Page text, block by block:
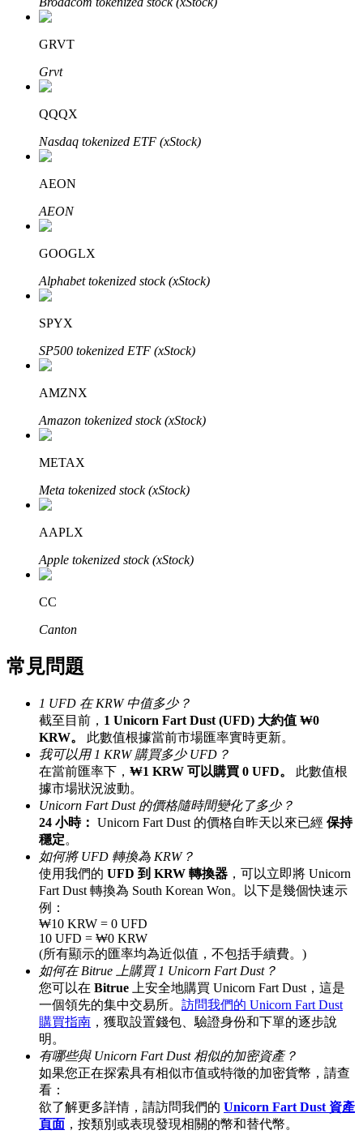
定投理财
享受活期理財及長期收益
學習理財
Bitrue渠道合伙人
最高達65%佣金！
邀请好友
邀請朋友獲得現金獎勵
充值CASHCAT & 赢取
GRVT
Grvt
QQQX
Nasdaq tokenized ETF (xStock)
AEON
AEON
GOOGLX
Alphabet tokenized stock (xStock)
SPYX
SP500 tokenized ETF (xStock)
AMZNX
Amazon tokenized stock (xStock)
METAX
Meta tokenized stock (xStock)
AAPLX
Apple tokenized stock (xStock)
CC
Canton
常見問題
1 UFD 在 KRW 中值多少？
截至目前， 1 Unicorn Fart Dust (UFD) 大約值 ₩0
KRW。
此數值根據當前市場匯率實時更新。
我可以用 1 KRW 購買多少 UFD？
在當前匯率下， ₩1 KRW 可以購買 0 UFD。
此數值根
據市場狀況波動。
Unicorn Fart Dust 的價格隨時間變化了多少？
24 小時： Unicorn Fart Dust 的價格自昨天以來已經 保持
穩定。
如何將 UFD 轉換為 KRW？
使用我們的 UFD 到 KRW 轉換器 ，可以立即將 Unicorn
Fart Dust 轉換為 South Korean Won。以下是幾個快速示
例：
₩10 KRW = 0 UFD
10 UFD = ₩0 KRW
(所有顯示的匯率均為近似值，不包括手續費。)
如何在 Bitrue 上購買 1 Unicorn Fart Dust？
您可以在 Bitrue 上安全地購買 Unicorn Fart Dust，這是
一個領先的集中交易所。 訪問我們的 Unicorn Fart Dust
購買指南 ，獲取設置錢包、驗證身份和下單的逐步說
明。
有哪些與 Unicorn Fart Dust 相似的加密資產？
如果您正在探索具有相似市值或特徵的加密貨幣，請查
看：
欲了解更多詳情，請訪問我們的 Unicorn Fart Dust 資產
頁面 ，按類別或表現發現相關的幣和替代幣。